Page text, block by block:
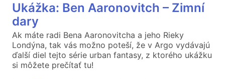
Ukážka: Ben Aaronovitch – Zimní
dary
Ak máte radi Bena Aaronovitcha a jeho Rieky
Londýna, tak vás možno poteší, že v Argo vydávajú
ďalší diel tejto série urban fantasy, z ktorého ukážku
si môžete prečítať tu!